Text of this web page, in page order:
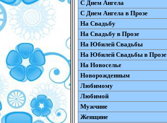
С Днем Ангела
С Днем Ангела в Прозе
На Свадьбу
На Свадьбу в Прозе
На Юбилей Свадьбы
На Юбилей Свадьбы в Прозе
На Новоселье
Новорожденным
Любимому
Любимой
Мужчине
Женщине